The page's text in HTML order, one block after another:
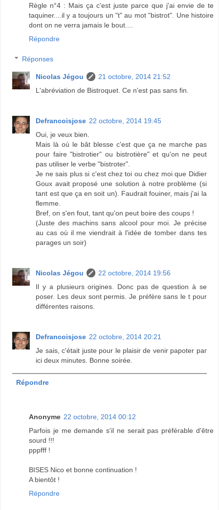
Règle n°4 : Mais ça c'est juste parce que j'ai envie de te
taquiner....il y a toujours un "t" au mot "bistrot". Une histoire
dont on ne verra jamais le bout....
Répondre
Réponses
Nicolas Jégou
21 octobre, 2014 21:52
L'abréviation de Bistroquet. Ce n'est pas sans fin.
Defrancoisjose 22 octobre, 2014 19:45
Oui, je veux bien.
Mais là où le bât blesse c'est que ça ne marche pas
pour faire "bistrotier" ou bistrotière" et qu'on ne peut
pas utiliser le verbe "bistroter".
Je ne sais plus si c'est chez toi ou chez moi que Didier
Goux avait proposé une solution à notre problème (si
tant est que ça en soit un). Faudrait fouiner, mais j'ai la
flemme.
Bref, on s'en fout, tant qu'on peut boire des coups !
(Juste des machins sans alcool pour moi. Je précise
au cas où il me viendrait à l'idée de tomber dans tes
parages un soir)
Nicolas Jégou
22 octobre, 2014 19:56
Il y a plusieurs origines. Donc pas de question à se
poser. Les deux sont permis. Je préfère sans le t pour
différentes raisons.
Defrancoisjose 22 octobre, 2014 20:21
Je sais, c'était juste pour le plaisir de venir papoter par
ici deux minutes. Bonne soirée.
Répondre
Anonyme 22 octobre, 2014 00:12
Parfois je me demande s'il ne serait pas préférable d'être
sourd !!!
pppfff !
BISES Nico et bonne continuation !
A bientôt !
Répondre